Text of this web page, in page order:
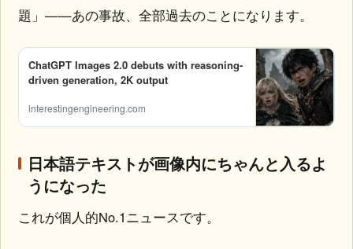
題」——あの事故、全部過去のことになります。
ChatGPT Images 2.0 debuts with reasoning-
driven generation, 2K output
interestingengineering.com
日本語テキストが画像内にちゃんと入るよ
うになった
これが個人的No.1ニュースです。